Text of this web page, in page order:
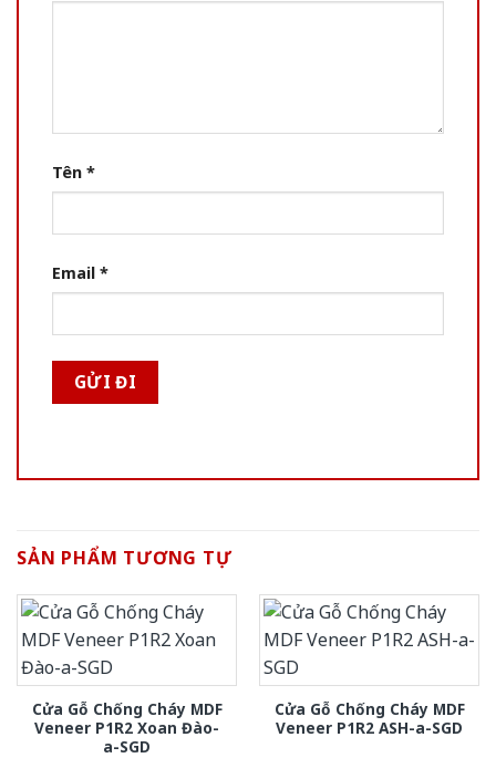
Tên *
Email *
SẢN PHẨM TƯƠNG TỰ
Cửa Gỗ Chống Cháy MDF
Veneer P1R2 Xoan Đào-
a-SGD
Cửa Gỗ Chống Cháy MDF
Veneer P1R2 ASH-a-SGD